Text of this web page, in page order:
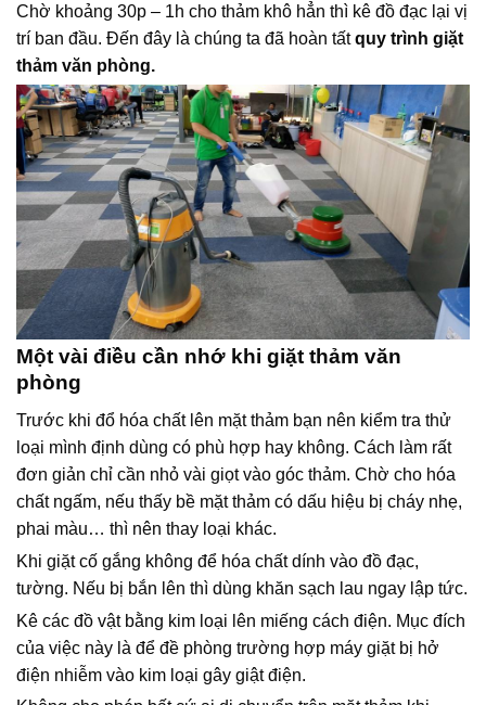
Chờ khoảng 30p – 1h cho thảm khô hẳn thì kê đồ đạc lại vị
trí ban đầu. Đến đây là chúng ta đã hoàn tấtquy trình giặt
thảm văn phòng.
Một vài điều cần nhớ khi giặt thảm văn
phòng
Trước khi đổ hóa chất lên mặt thảm bạn nên kiểm tra thử
loại mình định dùng có phù hợp hay không. Cách làm rất
đơn giản chỉ cần nhỏ vài giọt vào góc thảm. Chờ cho hóa
chất ngấm, nếu thấy bề mặt thảm có dấu hiệu bị cháy nhẹ,
phai màu… thì nên thay loại khác.
Khi giặt cố gắng không để hóa chất dính vào đồ đạc,
tường. Nếu bị bắn lên thì dùng khăn sạch lau ngay lập tức.
Kê các đồ vật bằng kim loại lên miếng cách điện. Mục đích
của việc này là để đề phòng trường hợp máy giặt bị hở
điện nhiễm vào kim loại gây giật điện.